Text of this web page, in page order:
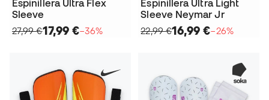
Espinillera Ultra Flex
Sleeve
27,99 €17,99 €−36%
Espinillera Ultra Light
Sleeve Neymar Jr
22,99 €16,99 €−26%